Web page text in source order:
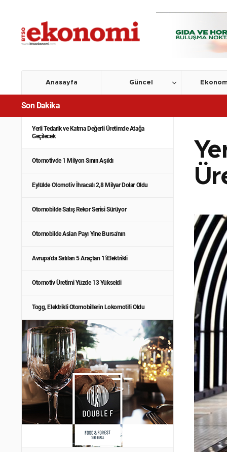
Anasayfa Güncel
Son Dakika
Yerli Tedarik ve Katma Değerli Üretimde Atağa
Geçilecek
Otomotivde 1 Milyon Sınırı Aşıldı
Eylülde Otomotiv İhracatı 2,8 Milyar Dolar Oldu
Otomobilde Satış Rekor Serisi Sürüyor
Otomobilde Aslan Payı Yine Bursa'nın
Avrupa'da Satılan 5 Araçtan 1'iElektrikli
Otomotiv Üretimi Yüzde 13 Yükseldi
Togg, Elektrikli Otomobillerin Lokomotifi Oldu